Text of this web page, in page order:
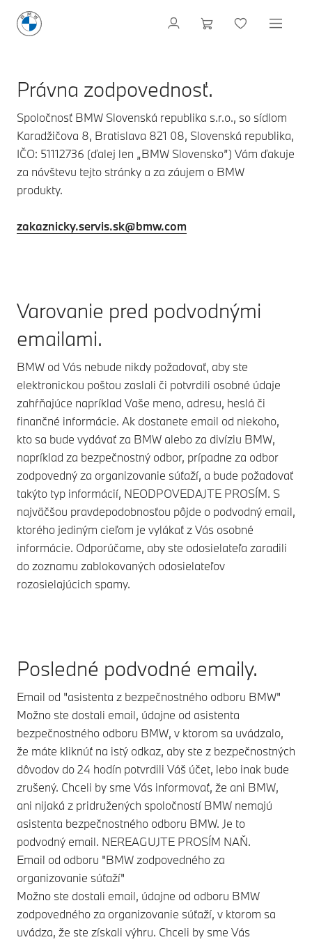
Právna zodpovednosť.
Spoločnosť BMW Slovenská republika s.r.o., so sídlom
Karadžičova 8, Bratislava 821 08, Slovenská republika,
IČO: 51112736 (ďalej len „BMW Slovensko”) Vám ďakuje
za návštevu tejto stránky a za záujem o BMW
produkty.
zakaznicky.servis.sk@bmw.com
Varovanie pred podvodnými
emailami.
BMW od Vás nebude nikdy požadovať, aby ste
elektronickou poštou zaslali či potvrdili osobné údaje
zahŕňajúce napríklad Vaše meno, adresu, heslá či
finančné informácie. Ak dostanete email od niekoho,
kto sa bude vydávať za BMW alebo za divíziu BMW,
napríklad za bezpečnostný odbor, prípadne za odbor
zodpovedný za organizovanie súťaží, a bude požadovať
takýto typ informácií, NEODPOVEDAJTE PROSÍM. S
najväčšou pravdepodobnosťou pôjde o podvodný email,
ktorého jediným cieľom je vylákať z Vás osobné
informácie. Odporúčame, aby ste odosielateľa zaradili
do zoznamu zablokovaných odosielateľov
rozosielajúcich spamy.
Posledné podvodné emaily.
Email od "asistenta z bezpečnostného odboru BMW"
Možno ste dostali email, údajne od asistenta
bezpečnostného odboru BMW, v ktorom sa uvádzalo,
že máte kliknúť na istý odkaz, aby ste z bezpečnostných
dôvodov do 24 hodín potvrdili Váš účet, lebo inak bude
zrušený. Chceli by sme Vás informovať, že ani BMW,
ani nijaká z pridružených spoločností BMW nemajú
asistenta bezpečnostného odboru BMW. Je to
podvodný email. NEREAGUJTE PROSÍM NAŇ.
Email od odboru "BMW zodpovedného za
organizovanie súťaží"
Možno ste dostali email, údajne od odboru BMW
zodpovedného za organizovanie súťaží, v ktorom sa
uvádza, že ste získali výhru. Chceli by sme Vás